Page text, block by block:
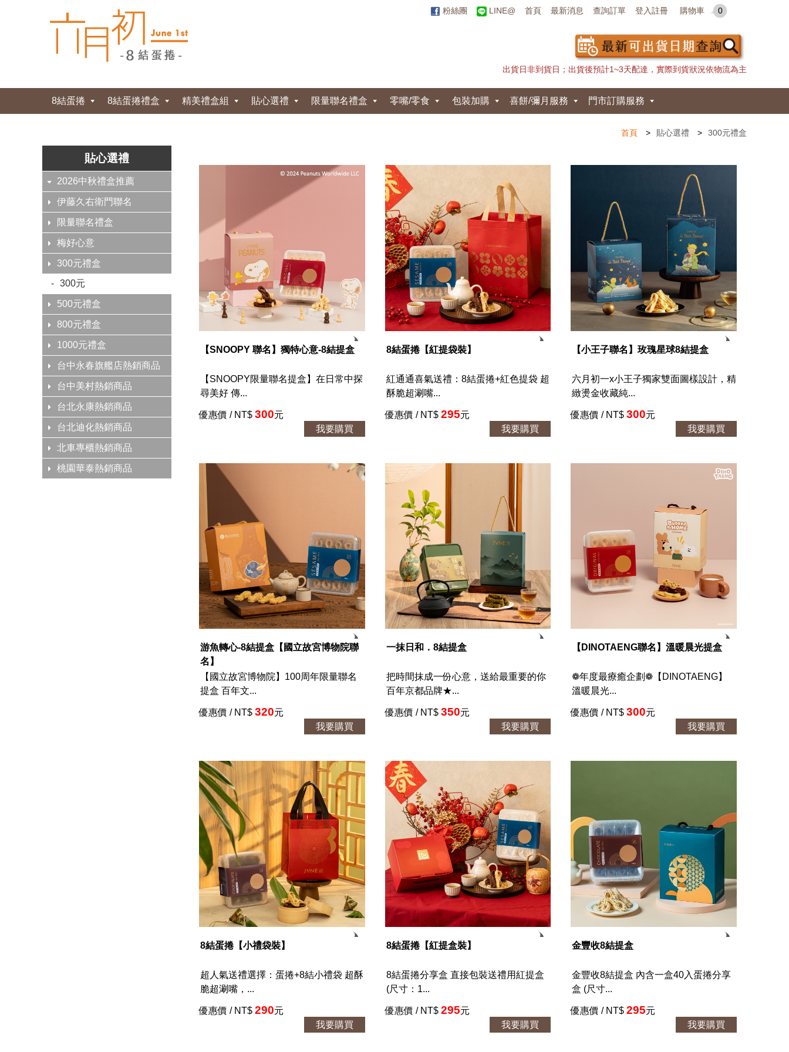
粉絲團 LINE@ 首頁 最新消息 查詢訂單 登入註冊 購物車 0
出貨日非到貨日；出貨後預計1~3天配達，實際到貨狀況依物流為主
8結蛋捲 8結蛋捲禮盒 精美禮盒組 貼心選禮 限量聯名禮盒 零嘴/零食 包裝加購 喜餅/彌月服務 門市訂購服務
首頁 貼心選禮 300元禮盒
【SNOOPY 聯名】獨特心意-8結提盒
【SNOOPY限量聯名提盒】在日常中探
尋美好 傳...
優惠價 / NT$ 300元
我要購買
8結蛋捲【紅提袋裝】
紅通通喜氣送禮：8結蛋捲+紅色提袋 超
酥脆超涮嘴...
優惠價 / NT$ 295元
我要購買
【小王子聯名】玫瑰星球8結提盒
六月初一x小王子獨家雙面圖樣設計，精
緻燙金收藏純...
優惠價 / NT$300元
我要購買
游魚轉心-8結提盒【國立故宮博物院聯
名】
【國立故宮博物院】100周年限量聯名
提盒 百年文...
優惠價 / NT$ 320元
我要購買
一抹日和．8結提盒
把時間抹成一份心意，送給最重要的你
百年京都品牌★...
優惠價 / NT$ 350元
我要購買
【DINOTAENG聯名】溫暖晨光提盒
❁年度最療癒企劃❁【DINOTAENG】
溫暖晨光...
優惠價 / NT$300元
我要購買
8結蛋捲【小禮袋裝】
超人氣送禮選擇：蛋捲+8結小禮袋 超酥
脆超涮嘴，...
優惠價 / NT$ 290元
我要購買
8結蛋捲【紅提盒裝】
8結蛋捲分享盒 直接包裝送禮用紅提盒
(尺寸：1...
優惠價 / NT$ 295元
我要購買
金豐收8結提盒
金豐收8結提盒 內含一盒40入蛋捲分享
盒 (尺寸...
優惠價 / NT$295元
我要購買
貼心選禮
2026中秋禮盒推薦
伊藤久右衛門聯名
限量聯名禮盒
梅好心意
300元禮盒
300元
500元禮盒
800元禮盒
1000元禮盒
台中永春旗艦店熱銷商品
台中美村熱銷商品
台北永康熱銷商品
台北迪化熱銷商品
北車專櫃熱銷商品
桃園華泰熱銷商品